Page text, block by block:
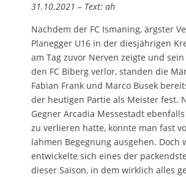
31.10.2021 – Text: ah
Nachdem der FC Ismaning, ärgster
Planegger U16 in der diesjährigen
am Tag zuvor Nerven zeigte und sein
den FC Biberg verlor, standen die
Fabian Frank und Marco Busek
der heutigen Partie als Meister fest.
Gegner Arcadia Messestadt
zu verlieren hatte, konnte man fast
lahmen Begegnung ausgehen. Doch
entwickelte sich eines der
dieser Saison, in dem wirklich alles